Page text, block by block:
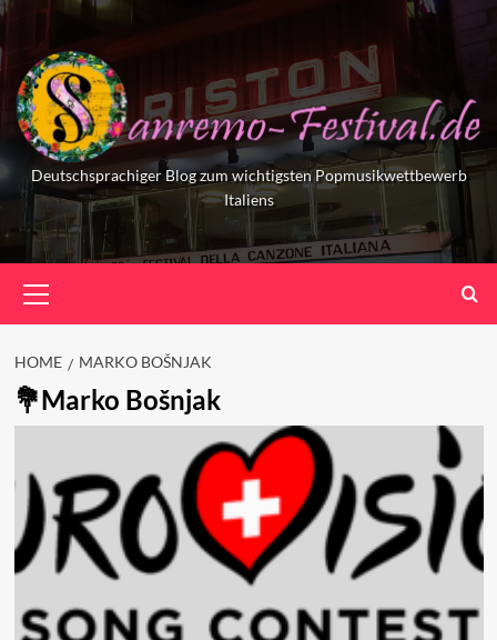
Skip
to
content
Deutschsprachiger Blog zum wichtigsten Popmusikwettbewerb
Italiens
Menu
HOME MARKO BOŠNJAK
Marko Bošnjak